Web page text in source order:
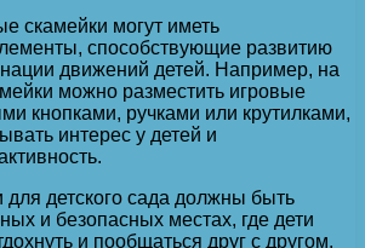
скамейки могут иметь
способствующие развитию
движений детей. Например, на
можно разместить игровые
кнопками, ручками или крутилками,
интерес у детей и
детского сада должны быть
и безопасных местах, где дети
и пообщаться друг с другом.